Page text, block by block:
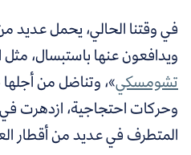
في وقتنا الحالي، يحمل عديد من
ويدافعون عنهاباستبسال، مثل
تشومسكي»، وتناضل من أجلها
وحركات احتجاجية، ازدهرت
المتطرف في عديد من أقطار